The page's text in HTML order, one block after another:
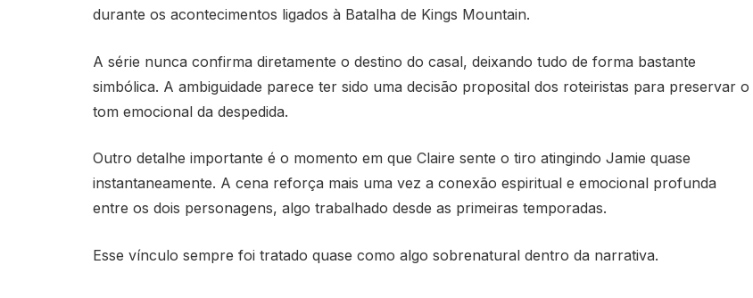
durante os acontecimentos ligados à Batalha de Kings Mountain.
A série nunca confirma diretamente o destino do casal, deixando tudo de forma bastante
simbólica. A ambiguidade parece ter sido uma decisão proposital dos roteiristas para preservar o
tom emocional da despedida.
Outro detalhe importante é o momento em que Claire sente o tiro atingindo Jamie quase
instantaneamente. A cena reforça mais uma vez a conexão espiritual e emocional profunda
entre os dois personagens, algo trabalhado desde as primeiras temporadas.
Esse vínculo sempre foi tratado quase como algo sobrenatural dentro da narrativa.